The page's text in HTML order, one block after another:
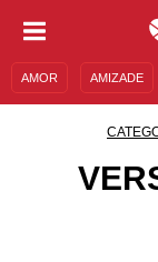
AMOR AMIZADE